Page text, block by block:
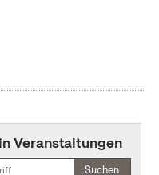
Veranstaltungen
Suchen